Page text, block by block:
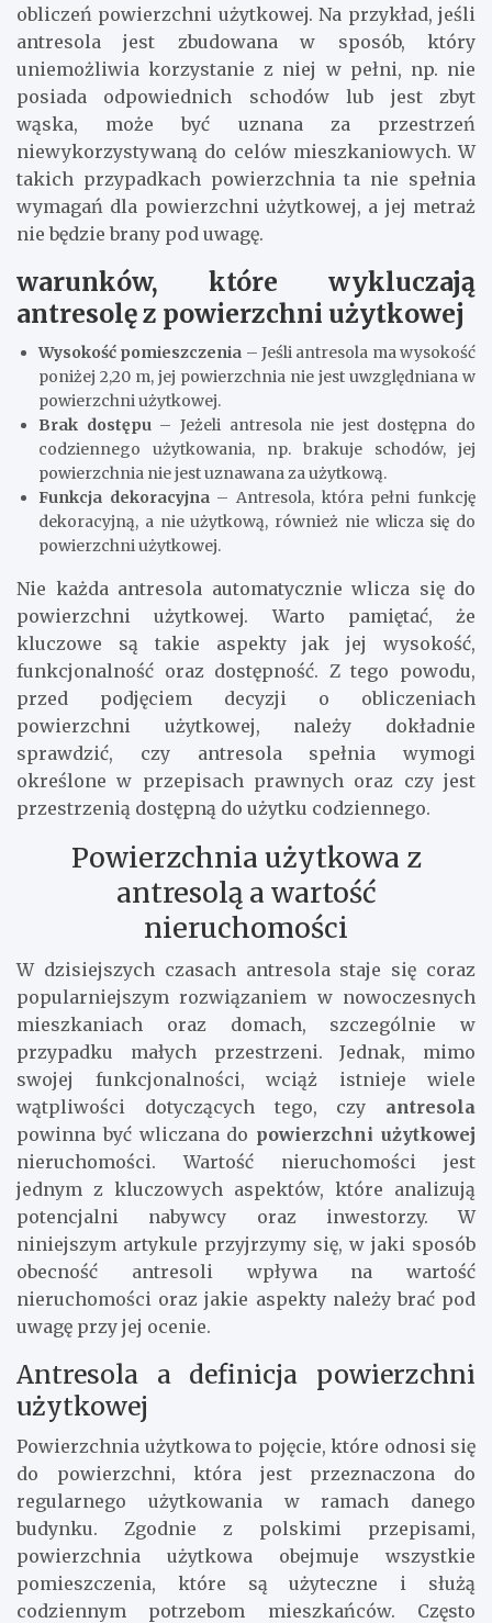
obliczeń powierzchni użytkowej. Na przykład, jeśli
antresola jest zbudowana w sposób, który
uniemożliwia korzystanie z niej w pełni, np. nie
posiada odpowiednich schodów lub jest zbyt
wąska, może być uznana za przestrzeń
niewykorzystywaną do celów mieszkaniowych. W
takich przypadkach powierzchnia ta nie spełnia
wymagań dla powierzchni użytkowej, a jej metraż
nie będzie brany pod uwagę.
warunków, które wykluczają
antresolę z powierzchni użytkowej
Wysokość pomieszczenia – Jeśli antresola ma wysokość
poniżej 2,20 m, jej powierzchnia nie jest uwzględniana w
powierzchni użytkowej.
Brak dostępu– Jeżeli antresola nie jest dostępna do
codziennego użytkowania, np. brakuje schodów, jej
powierzchnia nie jest uznawana za użytkową.
Funkcja dekoracyjna– Antresola, która pełni funkcję
dekoracyjną, a nie użytkową, również nie wlicza się do
powierzchni użytkowej.
Nie każda antresola automatycznie wlicza się do
powierzchni użytkowej. Warto pamiętać, że
kluczowe są takie aspekty jak jej wysokość,
funkcjonalność oraz dostępność. Z tego powodu,
przed podjęciem decyzji o obliczeniach
powierzchni użytkowej, należy dokładnie
sprawdzić, czy antresola spełnia wymogi
określone w przepisach prawnych oraz czy jest
przestrzenią dostępną do użytku codziennego.
Powierzchnia użytkowa z
antresolą a wartość
nieruchomości
W dzisiejszych czasach antresola staje się coraz
popularniejszym rozwiązaniem w nowoczesnych
mieszkaniach oraz domach, szczególnie w
przypadku małych przestrzeni. Jednak, mimo
swojej funkcjonalności, wciąż istnieje wiele
wątpliwości dotyczących tego, czy antresola
powinna być wliczana do powierzchni użytkowej
nieruchomości. Wartość nieruchomości jest
jednym z kluczowych aspektów, które analizują
potencjalni nabywcy oraz inwestorzy. W
niniejszym artykule przyjrzymy się, w jaki sposób
obecność antresoli wpływa na wartość
nieruchomości oraz jakie aspekty należy brać pod
uwagę przy jej ocenie.
Antresola a definicja powierzchni
użytkowej
Powierzchnia użytkowa to pojęcie, które odnosi się
do powierzchni, która jest przeznaczona do
regularnego użytkowania w ramach danego
budynku. Zgodnie z polskimi przepisami,
powierzchnia użytkowa obejmuje wszystkie
pomieszczenia, które są użyteczne i służą
codziennym potrzebom mieszkańców. Często